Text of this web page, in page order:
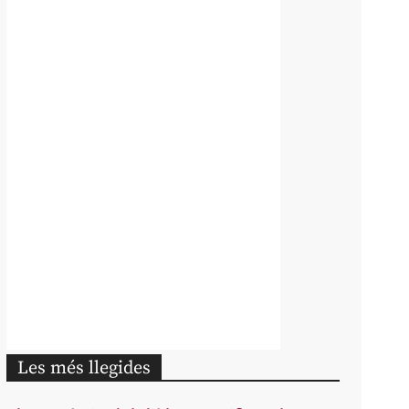
Les més llegides